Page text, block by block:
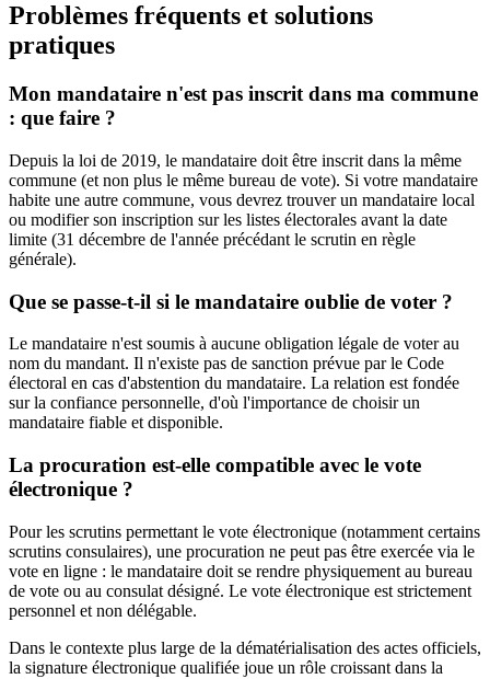
Problèmes fréquents et solutions
pratiques
Mon mandataire n'est pas inscrit dans ma commune
: que faire ?
Depuis la loi de 2019, le mandataire doit être inscrit dans la même
commune (et non plus le même bureau de vote). Si votre mandataire
habite une autre commune, vous devrez trouver un mandataire local
ou modifier son inscription sur les listes électorales avant la date
limite (31 décembre de l'année précédant le scrutin en règle
générale).
Que se passe-t-il si le mandataire oublie de voter ?
Le mandataire n'est soumis à aucune obligation légale de voter au
nom du mandant. Il n'existe pas de sanction prévue par le Code
électoral en cas d'abstention du mandataire. La relation est fondée
sur la confiance personnelle, d'où l'importance de choisir un
mandataire fiable et disponible.
La procuration est-elle compatible avec le vote
électronique ?
Pour les scrutins permettant le vote électronique (notamment certains
scrutins consulaires), une procuration ne peut pas être exercée via le
vote en ligne : le mandataire doit se rendre physiquement au bureau
de vote ou au consulat désigné. Le vote électronique est strictement
personnel et non délégable.
Dans le contexte plus large de la dématérialisation des actes officiels,
la signature électronique qualifiée joue un rôle croissant dans la